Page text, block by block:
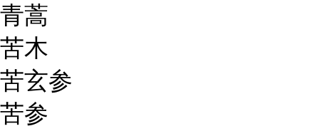
青蒿
苦木
苦玄参
苦参